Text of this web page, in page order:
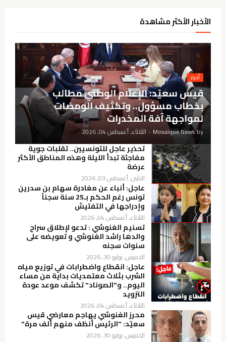
الأخبار الأكثر مشاهدة
أخيار
قيس سعيّد: الإعلام الوطني مطالب
بخطاب مسؤول.. وتكثيف الومضات
لمواجهة آفة المخدرات
by
Mosaique News
- الثلاثاء, أغسطس 04, 2026
تحذير عاجل للتونسيين.. تقلبات جوية
مفاجئة تبدأ الليلة وهذه المناطق الأكثر
عرضة
الاثنين, أغسطس 03, 2026
عاجل: أنباء عن مغادرة سهام بن سدرين
تونس رغم الحكم بـ25 سنة سجناً
وإدراجها في التفتيش
الثلاثاء, أغسطس 04, 2026
تسنيم الغنوشي : تدعو لإطلاق سراح
والدها راشد الغنوشي و تعويضه على
سنوات سجنه
الخميس, يوليو 30, 2026
عاجل: انقطاع واضطرابات في توزيع مياه
الشرب بثلاث معتمديات بداية من مساء
اليوم.. و"الصوناد" تكشف موعد عودة
التزويد
الثلاثاء, أغسطس 04, 2026
محرز الغنوشي يهاجم معارضي قيس
سعيّد: "الرئيس أنظف منهم ألف مرة"
الخميس, يوليو 30, 2026